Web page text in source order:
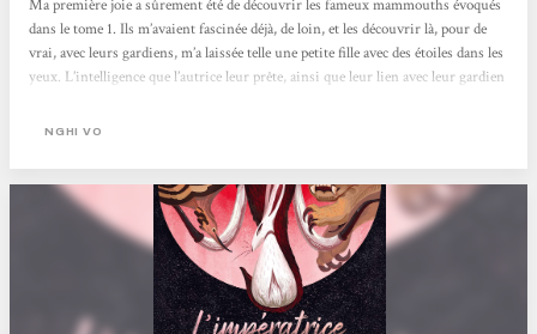
Ma première joie a sûrement été de découvrir les fameux mammouths évoqués
dans le tome 1. Ils m’avaient fascinée déjà, de loin, et les découvrir là, pour de
vrai, avec leurs gardiens, m’a laissée telle une petite fille avec des étoiles dans les
yeux. L’intelligence que l’autrice leur prête, ainsi que leur lien avec leur gardien
particulièrement. Retrouver également ces animaux-esprits, dont on n’est pas
NGHI VO